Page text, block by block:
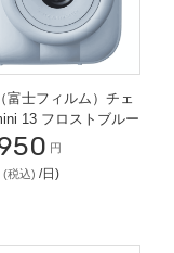
富士フィルム）チェ
13 フロストブルー
円
(税込) /日)